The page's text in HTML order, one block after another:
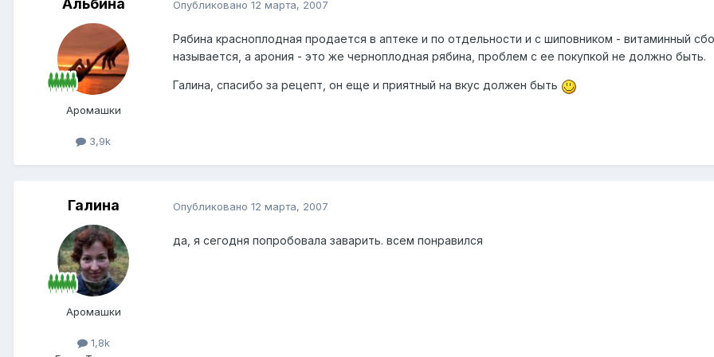
Альбина
Аромашки
3,9k
Опубликовано 12 марта, 2007
Рябина красноплодная продается в аптеке и по отдельности и с шиповником - витаминный
называется, а арония - это же черноплодная рябина, проблем с ее покупкой не должно быть.
Галина, спасибо за рецепт, он еще и приятный на вкус должен быть
Галина
Аромашки
1,8k
Опубликовано 12 марта, 2007
да, я сегодня попробовала заварить. всем понравился